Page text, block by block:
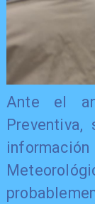
Ante el
información